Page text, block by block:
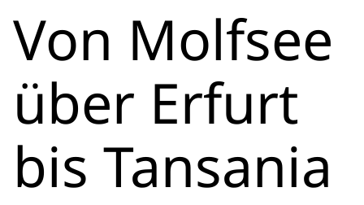
Von Molfsee
über Erfurt
bis Tansania